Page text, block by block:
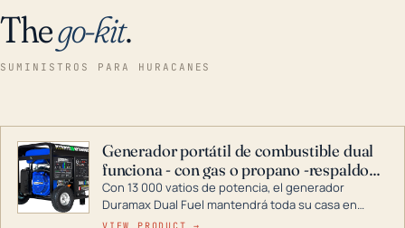
Thego-kit.
SUMINISTROS PARA HURACANES
Generador portátil de combustible dual
funciona - con gas o propano -respaldo
para el hogar
Con 13 000 vatios de potencia, el generador
Duramax Dual Fuel mantendrá toda su casa en
funcionamiento durante una tormenta o un corte